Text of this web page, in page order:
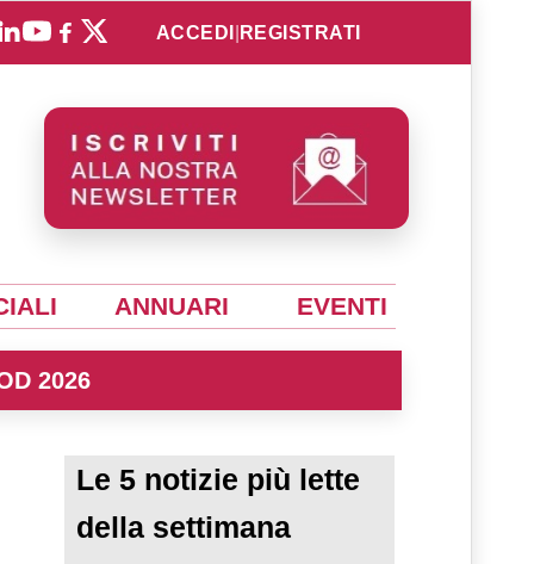
ACCEDI REGISTRATI
ANNUARI EVENTI
2026
Le 5 notizie più lette
della settimana